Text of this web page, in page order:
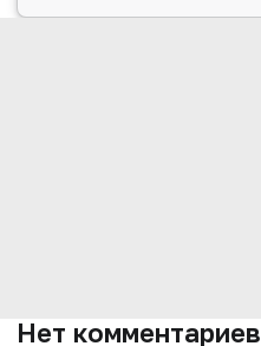
Нет комментариев